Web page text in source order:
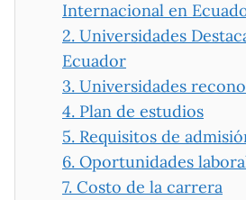
Internacional en
2. Universidades
Ecuador
3. Universidades
4. Plan de estudios
5. Requisitos de
6. Oportunidades
7. Costo de la carrera